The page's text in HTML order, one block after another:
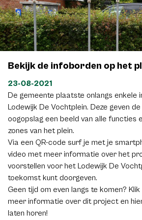
extra ontmoetingsplaats
Bekijk de infoborden op het
23-08-2021
De gemeente plaatste onlangs enkele
Lodewijk De Vochtplein. Deze geven
oogopslag een beeld van alle functies
zones van het plein.
Via een QR-code surf je met je
video met meer informatie over het
voorstellen voor het Lodewijk De
toekomst kunt doorgeven.
Geen tijd om even langs te komen?
meer informatie over dit project en
laten horen!